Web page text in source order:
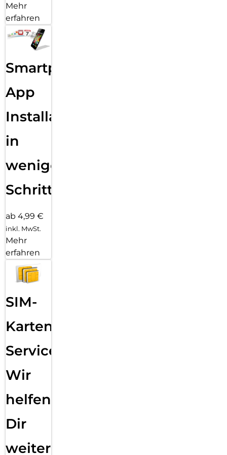
Mehr
erfahren
Smartphone
App
Installation
in
wenigen
Schritten
ab 4,99 €
inkl. MwSt.
Mehr
erfahren
SIM-
Karten
Service:
Wir
helfen
Dir
weiter